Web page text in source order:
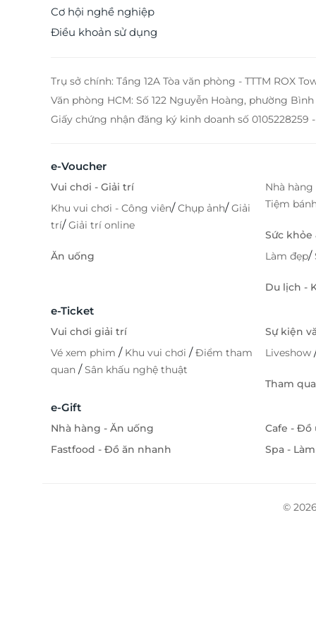
nhà hàng Shang Chi, bạn sẽ có cơ hội sở hữu các
coupon giảm giá do LifeLink cung cấp, vô cùng ưu
và được thưởng thức lẩu trứ danh đến từ Đài Loan
dịch vụ vui chơi, ăn uống, du lịch cùng nhiều dịch
khác. Chúng tôi luôn cập nhật ưu đãi mới nhất để
hàng thỏa sức lựa chọn. Hiện tại, trên LifeLink đang
ưu đãi e-coupon giảm giá 200K, 300K, 500K tại
những dịch vụ ưu đãi nhất. Truy cập ngay LifeLink để sở
Cơ hội nghề nghiệp
Điều khoản sử dụng
Trụ sở chính: Tầng 12A Tòa văn phòng - TTTM ROX
Văn phòng HCM: Số 122 Nguyễn Hoàng, phường
Giấy chứng nhận đăng ký kinh doanh số
e-Voucher
Vui chơi - Giải trí
Khu vui chơi - Công viên/Chụp ảnh/Giải
trí/Giải trí online
Ăn uống
Nhà hàng
Tiệm
Sức khỏe
Làm đẹp/
Du lịch -
e-Ticket
Vui chơi giải trí
Vé xem phim / Khu vui chơi /Điểm tham
quan /Sân khấu nghệ thuật
Sự kiện
Liveshow
Tham
e-Gift
Nhà hàng - Ăn uống
Fastfood - Đồ ăn nhanh
Cafe - Đồ
Spa -
©